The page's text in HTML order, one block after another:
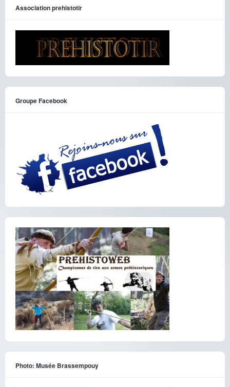
Association prehistotir
Groupe Facebook
Photo: Musée Brassempouy